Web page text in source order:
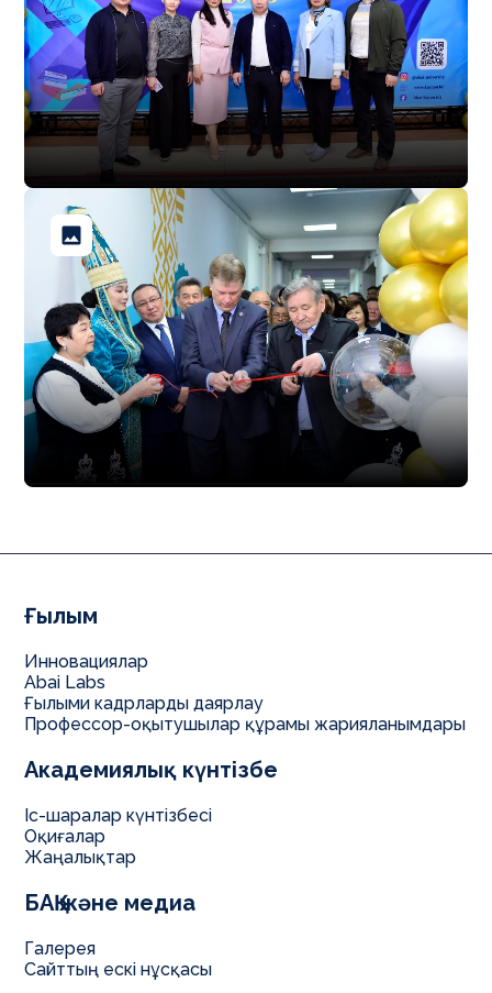
Ғылым
Инновациялар
Abai Labs
Ғылыми кадрларды даярлау
Профессор-оқытушылар құрамы жарияланымдары
Академиялық күнтізбе
Іс-шаралар күнтізбесі
Оқиғалар
Жаңалықтар
БАҚ және медиа
Галерея
Сайттың ескі нұсқасы